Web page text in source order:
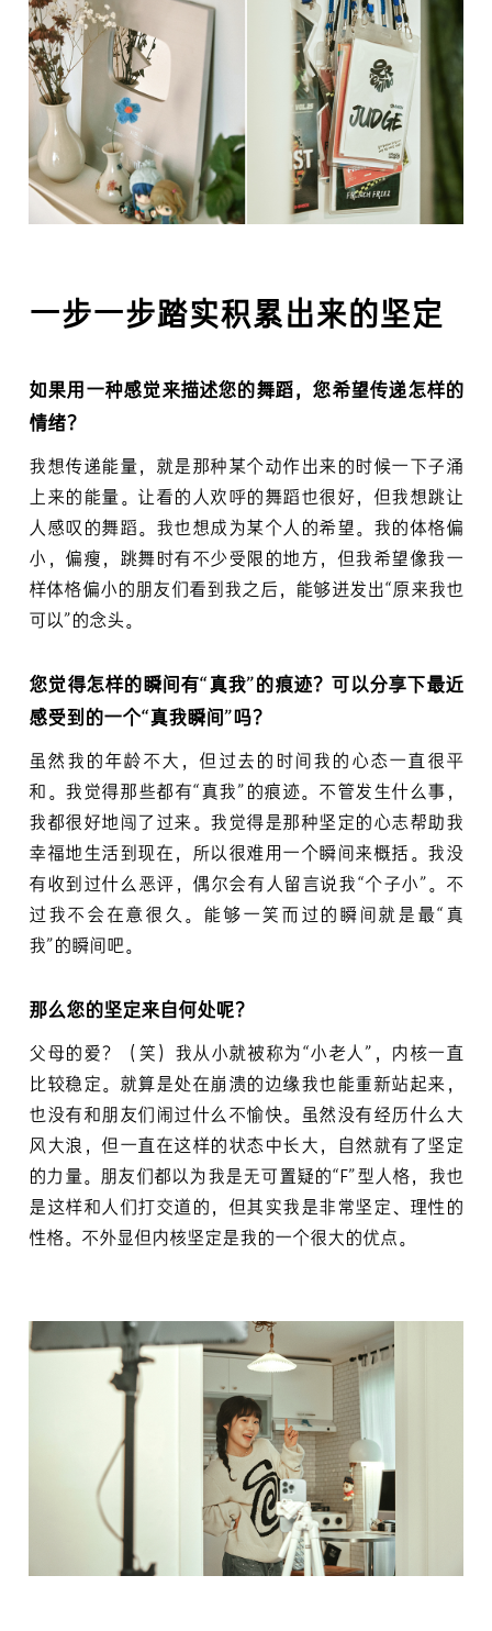
一步一步踏实积累出来的坚定
如果用一种感觉来描述您的舞蹈，您希望传递怎样的
情绪？
我想传递能量，就是那种某个动作出来的时候一下子涌
上来的能量。让看的人欢呼的舞蹈也很好，但我想跳让
人感叹的舞蹈。我也想成为某个人的希望。我的体格偏
小，偏瘦，跳舞时有不少受限的地方，但我希望像我一
样体格偏小的朋友们看到我之后，能够迸发出“原来我也
可以”的念头。
您觉得怎样的瞬间有“真我”的痕迹？可以分享下最近
感受到的一个“真我瞬间”吗？
虽然我的年龄不大，但过去的时间我的心态一直很平
和。我觉得那些都有“真我”的痕迹。不管发生什么事，
我都很好地闯了过来。我觉得是那种坚定的心志帮助我
幸福地生活到现在，所以很难用一个瞬间来概括。我没
有收到过什么恶评，偶尔会有人留言说我“个子小”。不
过我不会在意很久。能够一笑而过的瞬间就是最“真
我”的瞬间吧。
那么您的坚定来自何处呢？
父母的爱？（笑）我从小就被称为“小老人”，内核一直
比较稳定。就算是处在崩溃的边缘我也能重新站起来，
也没有和朋友们闹过什么不愉快。虽然没有经历什么大
风大浪，但一直在这样的状态中长大，自然就有了坚定
的力量。朋友们都以为我是无可置疑的“F”型人格，我也
是这样和人们打交道的，但其实我是非常坚定、理性的
性格。不外显但内核坚定是我的一个很大的优点。